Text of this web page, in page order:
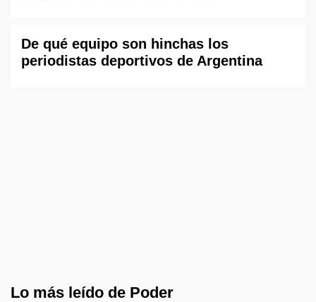
De qué equipo son hinchas los
periodistas deportivos de Argentina
Lo más leído de Poder